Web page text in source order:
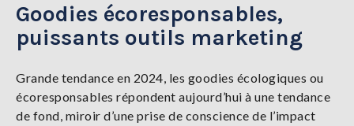
TENDANCES
SERVICES
GAZETTE
Goodies écoresponsables,
puissants outils marketing
Grande tendance en 2024, les goodies écologiques ou
écoresponsables répondent aujourd’hui à une tendance
de fond, miroir d’une prise de conscience de l’impact